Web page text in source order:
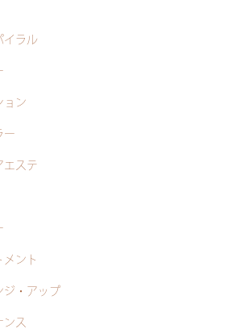
イラル
ョン
ー
エステ
ント
ジ・アップ
ンス